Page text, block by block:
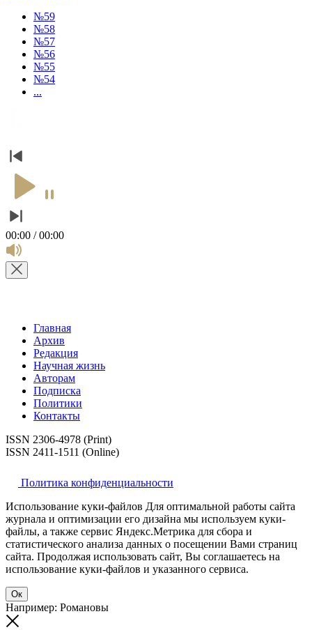
№59
№58
№57
№56
№55
№54
...
00:00 / 00:00
Главная
Архив
Редакция
Научная жизнь
Авторам
Подписка
Политики
Контакты
ISSN 2306-4978 (Print)
ISSN 2411-1511 (Online)
Политика конфиденциальности
Использование куки-файлов Для оптимальной работы сайта
журнала и оптимизации его дизайна мы используем куки-
файлы, а также сервис Яндекс.Метрика для сбора и
статистического анализа данных о посещении Вами страниц
сайта. Продолжая использовать сайт, Вы соглашаетесь на
использование куки-файлов и указанного сервиса.
Ок
Например: Романовы